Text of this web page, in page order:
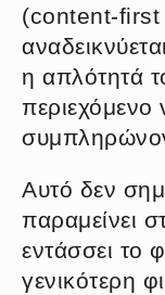
(content-
η απλότητά
περιεχόμενο
Αυτό δεν
παραμείνει
εντάσσει το
γενικότερη